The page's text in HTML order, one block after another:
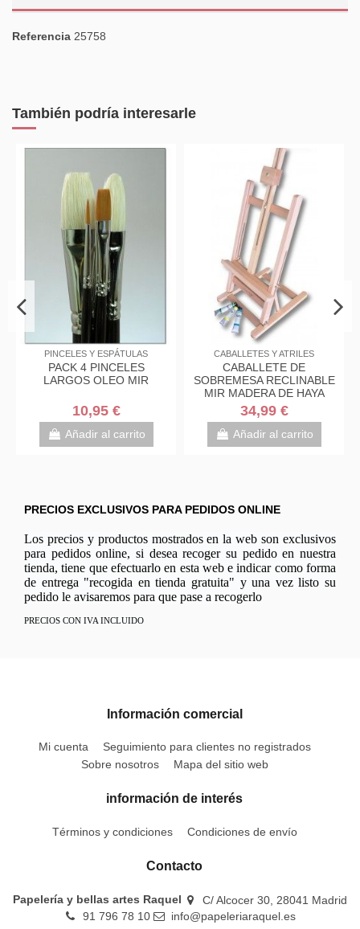
Referencia 25758
También podría interesarle
Y ESPÁTULAS
4 PINCELES
OLEO MIR
Añadir al carrito
CABALLETES Y ATRILES
CABALLETE DE
SOBREMESA RECLINABLE
MIR MADERA DE HAYA
Añadir al carrito
Acrílicos La
PRECIOS EXCLUSIVOS PARA PEDIDOS ONLINE
Los precios y productos mostrados en la web son exclusivos
para pedidos online, si desea recoger su pedido en nuestra
tienda, tiene que efectuarlo en esta web e indicar como forma
de entrega "recogida en tienda gratuita" y una vez listo su
pedido le avisaremos para que pase a recogerlo
PRECIOS CON IVA INCLUIDO
Información comercial
Mi cuenta
Seguimiento para clientes no registrados
Sobre nosotros
Mapa del sitio web
información de interés
Términos y condiciones Condiciones de envío
Contacto
Papelería y bellas artes Raquel
C/ Alcocer 30, 28041 Madrid
91 796 78 10
info@papeleriaraquel.es